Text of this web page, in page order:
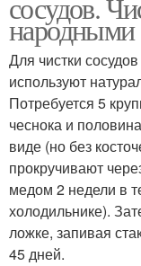
сосудов.
народными
Для чистки
используют
Потребуется 5
чеснока и
виде (но без
прокручивают
медом 2 недели в
холодильнике).
ложке, запивая
45 дней.